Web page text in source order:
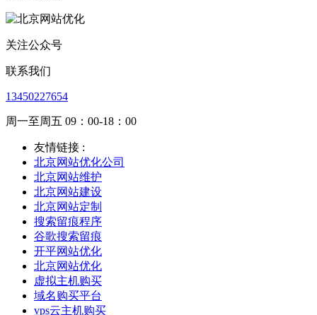
关注公众号
联系我们
13450227654
周一至周五 09：00-18：00
友情链接 :
北京网站优化公司
北京网站维护
北京网站建设
北京网站定制
搜索留痕程序
谷歌搜索留痕
开平网站优化
北京网站优化
虚拟主机购买
域名购买平台
vps云主机购买